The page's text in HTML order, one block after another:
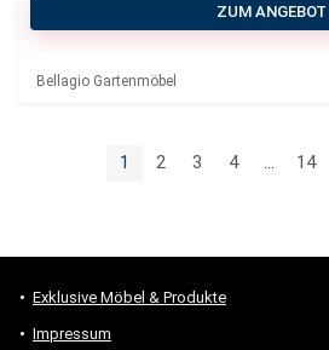
ZUM ANGEBOT
Bellagio Gartenmöbel
1 2 3 4 … 14
Exklusive Möbel & Produkte
Impressum